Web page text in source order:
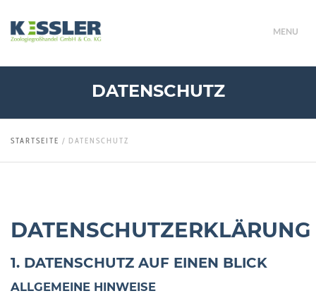
MENU
DATENSCHUTZ
STARTSEITE / DATENSCHUTZ
DATENSCHUTZERKLÄRUNG
1. DATENSCHUTZ AUF EINEN BLICK
ALLGEMEINE HINWEISE